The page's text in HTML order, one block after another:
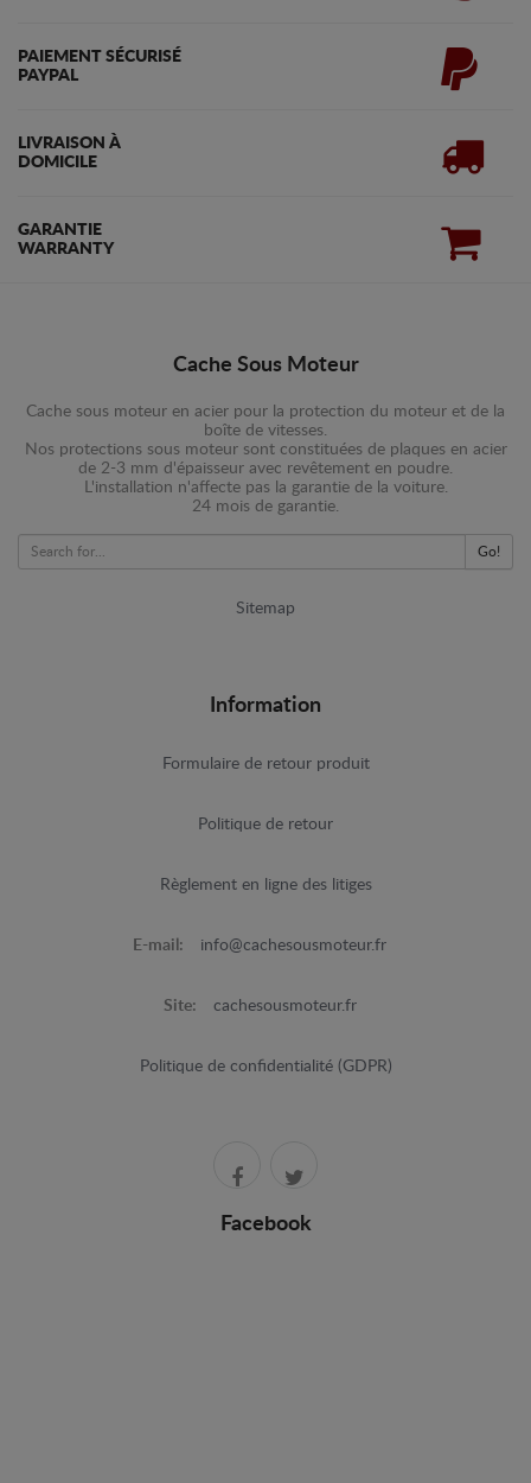
PAIEMENT SÉCURISÉ
PAYPAL
LIVRAISON À
DOMICILE
GARANTIE
WARRANTY
Cache Sous Moteur
Cache sous moteur en acier pour la protection du moteur et de la
boîte de vitesses.
Nos protections sous moteur sont constituées de plaques en acier
de 2-3 mm d'épaisseur avec revêtement en poudre.
L'installation n'affecte pas la garantie de la voiture.
24 mois de garantie.
Go!
Sitemap
Information
Formulaire de retour produit
Politique de retour
Règlement en ligne des litiges
E-mail: info@cachesousmoteur.fr
Site: cachesousmoteur.fr
Politique de confidentialité (GDPR)
Facebook